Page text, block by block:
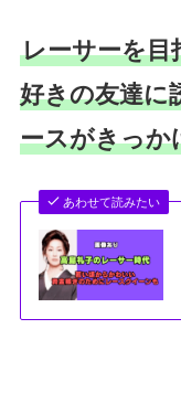
レーサーを目
好きの友達に
ースがきっか
あわせて読みたい